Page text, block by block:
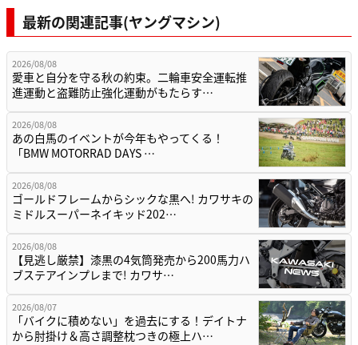
最新の関連記事(ヤングマシン)
2026/08/08
愛車と自分を守る秋の約束。二輪車安全運転推
進運動と盗難防止強化運動がもたらす…
2026/08/08
あの白馬のイベントが今年もやってくる！
「BMW MOTORRAD DAYS …
2026/08/08
ゴールドフレームからシックな黒へ! カワサキの
ミドルスーパーネイキッド202…
2026/08/08
【見逃し厳禁】漆黒の4気筒発売から200馬力ハ
ブステアインプレまで! カワサ…
2026/08/07
「バイクに積めない」を過去にする！デイトナ
から肘掛け＆高さ調整枕つきの極上ハ…